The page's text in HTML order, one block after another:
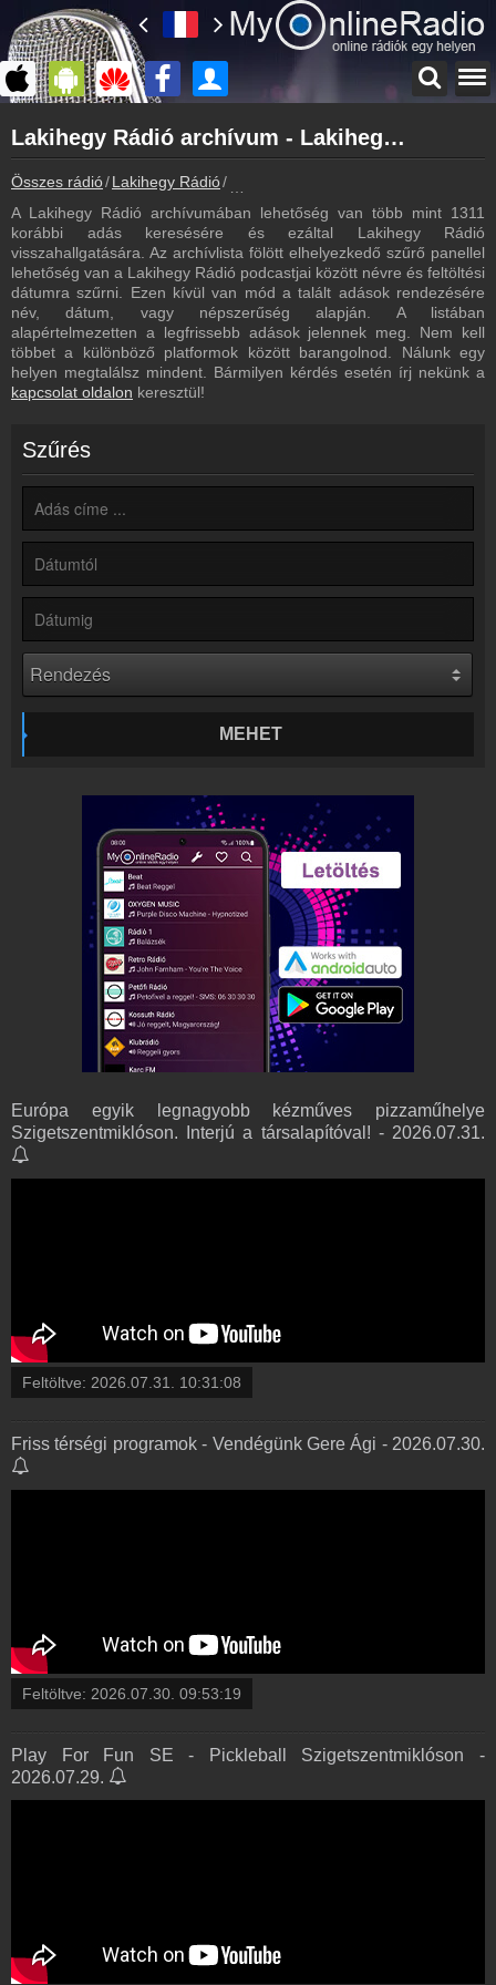
myonlineradio.hu
Lakihegy Rádió
Vissza a Lakihegy Rádió oldalára
Bejelentkezés
Hozz létre saját fiókot!
Műsorújság
Lakihegy Rádió műsorai
Kapcsolat
Írj nekünk!
Partnerek
Rádió beágyazás
Ágyazd be weboldaladba
Online rádió készítés
Készítés lépésről lépésre
Lakihegy Rádió archívum - Lakihegy Rádió podcasts - Lakihegy Rádió visszahallgatás
Összes rádió Lakihegy Rádió
A Lakihegy Rádió archívumában lehetőség van több mint 1311
korábbi adás keresésére és ezáltal Lakihegy Rádió
visszahallgatására. Az archívlista fölött elhelyezkedő szűrő panellel
lehetőség van a Lakihegy Rádió podcastjai között névre és feltöltési
dátumra szűrni. Ezen kívül van mód a talált adások rendezésére
név, dátum, vagy népszerűség alapján. A listában
alapértelmezetten a legfrissebb adások jelennek meg. Nem kell
többet a különböző platformok között barangolnod. Nálunk egy
helyen megtalálsz mindent. Bármilyen kérdés esetén írj nekünk a
kapcsolat oldalon keresztül!
Szűrés
MEHET
Európa egyik legnagyobb kézműves pizzaműhelye
Szigetszentmiklóson. Interjú a társalapítóval! - 2026.07.31.
Feltöltve: 2026.07.31. 10:31:08
Friss térségi programok - Vendégünk Gere Ági - 2026.07.30.
Feltöltve: 2026.07.30. 09:53:19
Play For Fun SE - Pickleball Szigetszentmiklóson -
2026.07.29.